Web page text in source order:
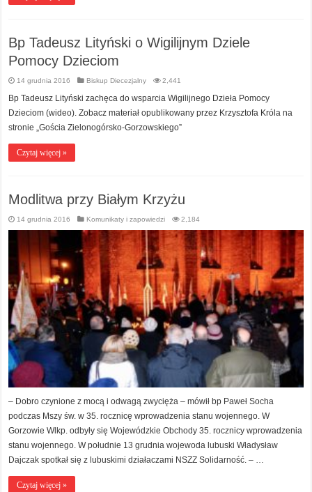
Bp Tadeusz Lityński o Wigilijnym Dziele
Pomocy Dzieciom
14 grudnia 2016 Biskup Diecezjalny 2,441
Bp Tadeusz Lityński zachęca do wsparcia Wigilijnego Dzieła Pomocy
Dzieciom (wideo). Zobacz materiał opublikowany przez Krzysztofa Króla na
stronie „Gościa Zielonogórsko-Gorzowskiego”
Czytaj więcej »
Modlitwa przy Białym Krzyżu
14 grudnia 2016 Komunikaty i zapowiedzi 2,184
– Dobro czynione z mocą i odwagą zwycięża – mówił bp Paweł Socha
podczas Mszy św. w 35. rocznicę wprowadzenia stanu wojennego. W
Gorzowie Wlkp. odbyły się Wojewódzkie Obchody 35. rocznicy wprowadzenia
stanu wojennego. W południe 13 grudnia wojewoda lubuski Władysław
Dajczak spotkał się z lubuskimi działaczami NSZZ Solidarność. – …
Czytaj więcej »